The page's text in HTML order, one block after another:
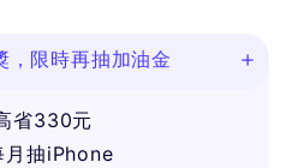
限時再抽加油金
省330元
月抽iPhone